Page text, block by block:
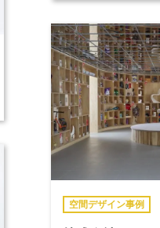
空間デザイン事例